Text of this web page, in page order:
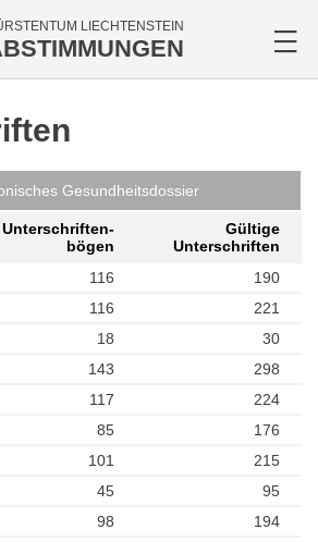
LIECHTENSTEIN
Gesundheitsdossier
Unterschriften­
bögen
Gültige
Unterschriften
116
190
116
221
18
30
143
298
117
224
85
176
101
215
45
95
98
194